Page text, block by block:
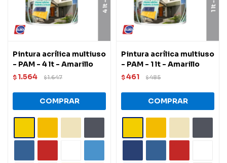
Pintura acrílica multiuso
- PAM - 4 lt - Amarillo
$ 1.564 $1.647
Pintura acrílica multiuso
- PAM - 1 lt - Amarillo
$461 $485